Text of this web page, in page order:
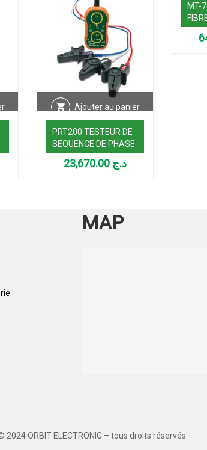
Ajouter au panier
PRT200 TESTEUR DE
SEQUENCE DE PHASE
د.ج
MT-
MAP
2024 ORBIT ELECTRONIC – tous droits réservés